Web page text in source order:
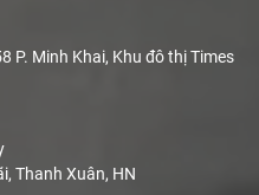
P. Minh Khai, Khu đô thị Times
Thanh Xuân, HN